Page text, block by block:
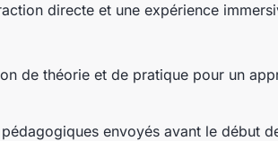
directe et une expérience
de théorie et de pratique pour un
envoyés avant le début